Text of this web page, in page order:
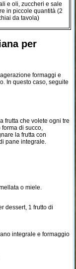
e oli, zuccheri e sale
in piccole quantità (2
da tavola)
per
formaggi e
In questo caso, seguite
frutta che volete ogni tre
forma di succo,
la frutta con
pane integrale.
o miele.
dessert, 1 frutto di
integrale e formaggio